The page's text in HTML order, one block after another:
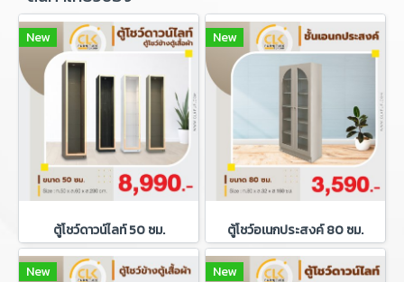
New
ตู้โชว์ดาวน์ไลท์ 50 ซม.
New
ตู้โชว์อเนกประสงค์ 80 ซม.
New New